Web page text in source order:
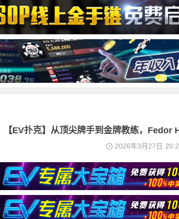
【EV扑克】从顶尖牌手到金牌教练，
2026年3月27日